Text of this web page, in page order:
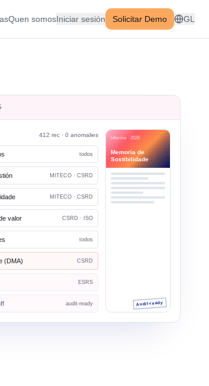
Quen somosIniciar sesión Solicitar Demo GL
412 rec · 0 anomalies
todos
MITECO · CSRD
MITECO · CSRD
valor CSRD · ISO
todos
(DMA) CSRD
ESRS
audit-ready
Informe · 2026
Memoria de
Sostibilidade
Audit-ready